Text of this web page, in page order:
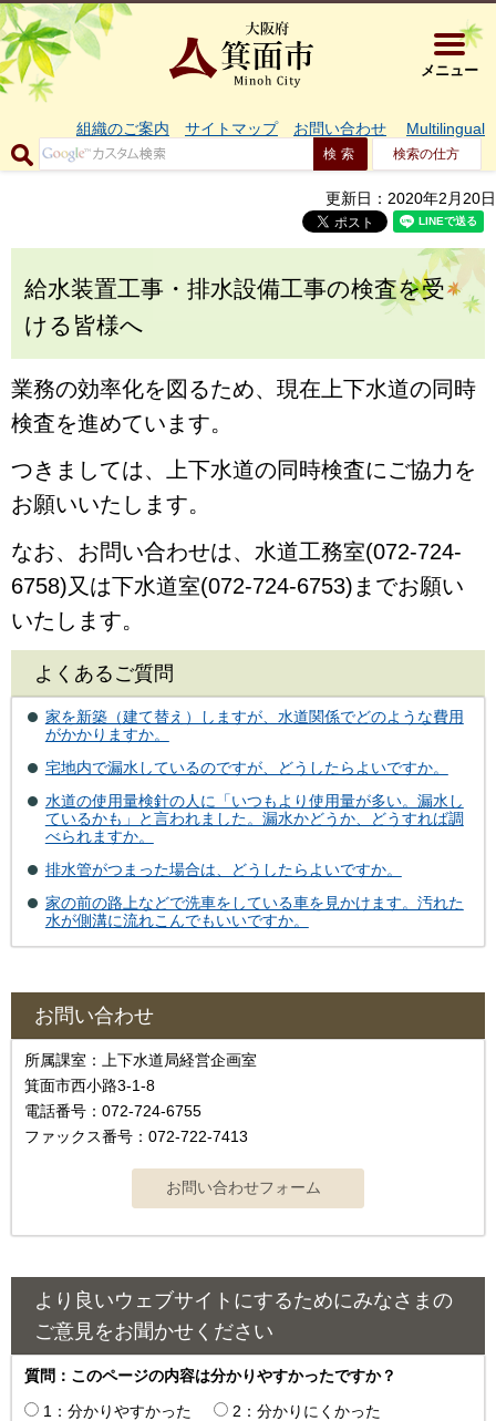
大阪府箕
メニュー
組織のご案内 サイトマップ お問い合わせ Multilingual
検索の仕方
更新日：2020年2月20日
給水装置工事・排水設備工事の検査を受
ける皆様へ
業務の効率化を図るため、現在上下水道の同時
検査を進めています。
つきましては、上下水道の同時検査にご協力を
お願いいたします。
なお、お問い合わせは、水道工務室(072-724-
6758)又は下水道室(072-724-6753)までお願い
いたします。
よくあるご質問
家を新築（建て替え）しますが、水道関係でどのような費用
がかかりますか。
宅地内で漏水しているのですが、どうしたらよいですか。
水道の使用量検針の人に「いつもより使用量が多い。漏水し
ているかも」と言われました。漏水かどうか、どうすれば調
べられますか。
排水管がつまった場合は、どうしたらよいですか。
家の前の路上などで洗車をしている車を見かけます。汚れた
水が側溝に流れこんでもいいですか。
お問い合わせ
所属課室：上下水道局経営企画室
箕面市西小路3-1-8
電話番号：072-724-6755
ファックス番号：072-722-7413
より良いウェブサイトにするためにみなさまの
ご意見をお聞かせください
質問：このページの内容は分かりやすかったですか？
1：分かりやすかった
2：分かりにくかった